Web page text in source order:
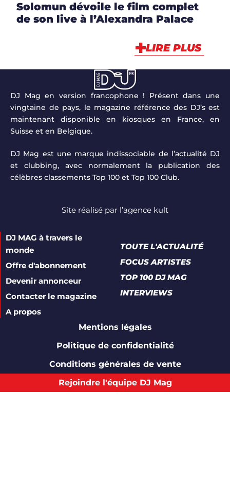
Solomun dévoile le film complet
de son live à l’Alexandra Palace
LIRE PLUS
DJ Mag en version francophone ! Présent dans une
vingtaine de pays, le magazine référence des DJ’s est
maintenant disponible en kiosques en France, en
Suisse et en Belgique.
DJ Mag est une marque indissociable de l’actualité DJ
et clubbing, avec normalement la publication des
célèbres classements Top 100 et Top 100 Club.
Site réalisé par l’agence kult
DJ MAG à travers le
monde
Offre d'abonnement
Devenir annonceur
Contacter le magazine
A propos
TOUTE L'ACTUALITÉ
FOCUS ARTISTES
TOP 100 DJ MAG
INTERVIEWS
Mentions légales
Politique de confidentialité
Conditions générales de vente
Rejoindre l'équipe DJ Mag